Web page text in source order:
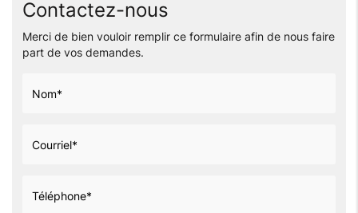
Contactez-nous
Merci de bien vouloir remplir ce formulaire afin de nous faire
part de vos demandes.